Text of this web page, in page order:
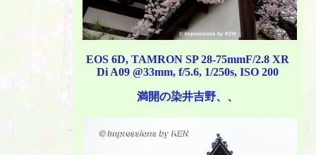
EOS 6D, TAMRON SP 28-75mmF/2.8 XR
Di A09 @33mm, f/5.6, 1/250s, ISO 200
満開の染井吉野、、